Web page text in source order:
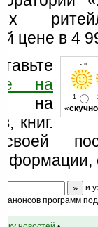
цене в 4
- «
1
«скучно
на
на
книг.
и
анонсов программ